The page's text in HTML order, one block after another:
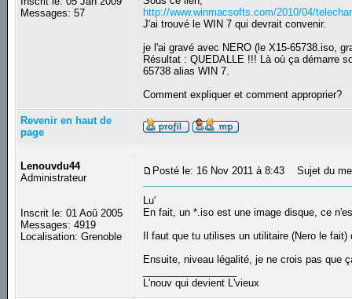
Messages: 57
http://www.winmacsofts.com/2010/04/
J'ai trouvé le WIN 7 qui devrait convenir.
je l'ai gravé avec NERO (le X15-65738.iso,
Résultat : QUEDALLE !!! Là où ça démarre
65738 alias WIN 7.
Comment expliquer et comment approprier?
Revenir en haut de
page
Lenouvdu44
Administrateur
Inscrit le: 01 Aoû 2005
Messages: 4919
Localisation: Grenoble
Posté le: 16 Nov 2011 à 8:43 Sujet du
Lu'
En fait, un *.iso est une image disque, ce
Il faut que tu utilises un utilitaire (Nero le
Ensuite, niveau légalité, je ne crois pas que
L'nouv qui devient L'vieux